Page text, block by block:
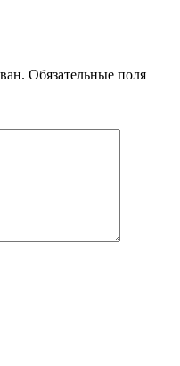
Обязательные поля